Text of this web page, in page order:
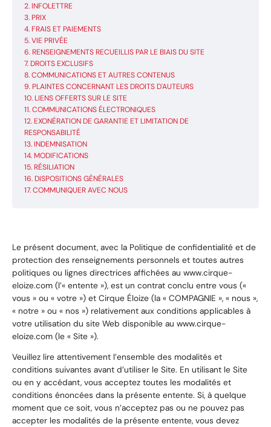
INFOLETTRE
PRIX
FRAIS ET PAIEMENTS
VIE PRIVÉE
RENSEIGNEMENTS RECUEILLIS PAR LE BIAIS DU SITE
DROITS EXCLUSIFS
COMMUNICATIONS ET AUTRES CONTENUS
PLAINTES CONCERNANT LES DROITS D'AUTEURS
LIENS OFFERTS SUR LE SITE
COMMUNICATIONS ÉLECTRONIQUES
EXONÉRATION DE GARANTIE ET LIMITATION DE
RESPONSABILITÉ
INDEMNISATION
MODIFICATIONS
RÉSILIATION
DISPOSITIONS GÉNÉRALES
COMMUNIQUER AVEC NOUS
Le présent document, avec la Politique de confidentialité et de
protection des renseignements personnels et toutes autres
politiques ou lignes directrices affichées au www.cirque-
eloize.com (l’« entente »), est un contrat conclu entre vous («
vous » ou « votre ») et Cirque Éloize (la « COMPAGNIE », « nous »,
« notre » ou « nos ») relativement aux conditions applicables à
votre utilisation du site Web disponible au www.cirque-
eloize.com (le « Site »).
Veuillez lire attentivement l’ensemble des modalités et
conditions suivantes avant d’utiliser le Site. En utilisant le Site
ou en y accédant, vous acceptez toutes les modalités et
conditions énoncées dans la présente entente. Si, à quelque
moment que ce soit, vous n’acceptez pas ou ne pouvez pas
accepter les modalités de la présente entente, vous devez